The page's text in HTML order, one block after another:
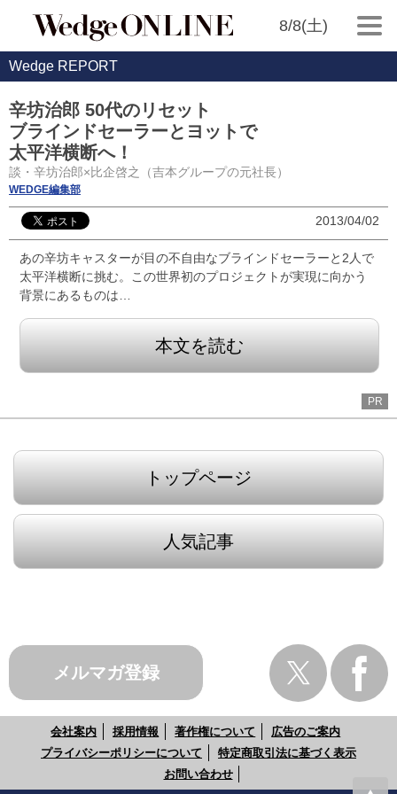
8/8(土)
Wedge REPORT
辛坊治郎 50代のリセット
ブラインドセーラーとヨットで
太平洋横断へ！
談・辛坊治郎×比企啓之（吉本グループの元社長）
WEDGE編集部
2013/04/02
あの辛坊キャスターが目の不自由なブラインドセーラーと2人で
太平洋横断に挑む。この世界初のプロジェクトが実現に向かう
背景にあるものは…
本文を読む
PR
トップページ
人気記事
メルマガ登録
会社案内 採用情報 著作権について
広告のご案内
プライバシーポリシーについて
特定商取引法に基づく表示
お問い合わせ